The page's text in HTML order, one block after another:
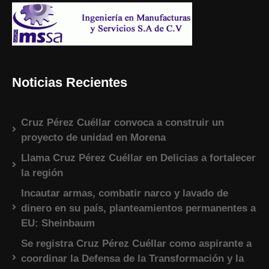
Noticias Recientes
Cruz Pérez Cuéllar convoca a construir un
proyecto de unidad en Morena
Llama Cruz Pérez Cuéllar en Delicias a fortalecer
la región
Incautar armas, combatir narco y lavado de
dinero en su país, planteamientos permanentes a
EU: Sheinbaum
Se registra Cruz Pérez Cuéllar como aspirante a
coordinar la Defensa de la Transformación y la